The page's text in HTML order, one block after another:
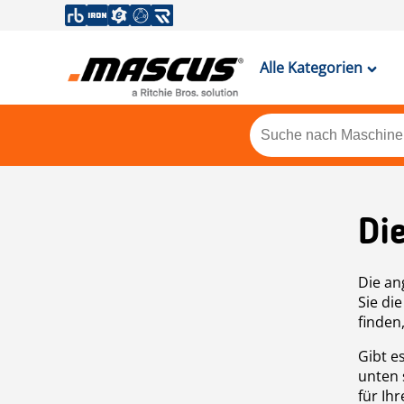
Alle Kategorien
Die
Sie
Gibt
unten
für